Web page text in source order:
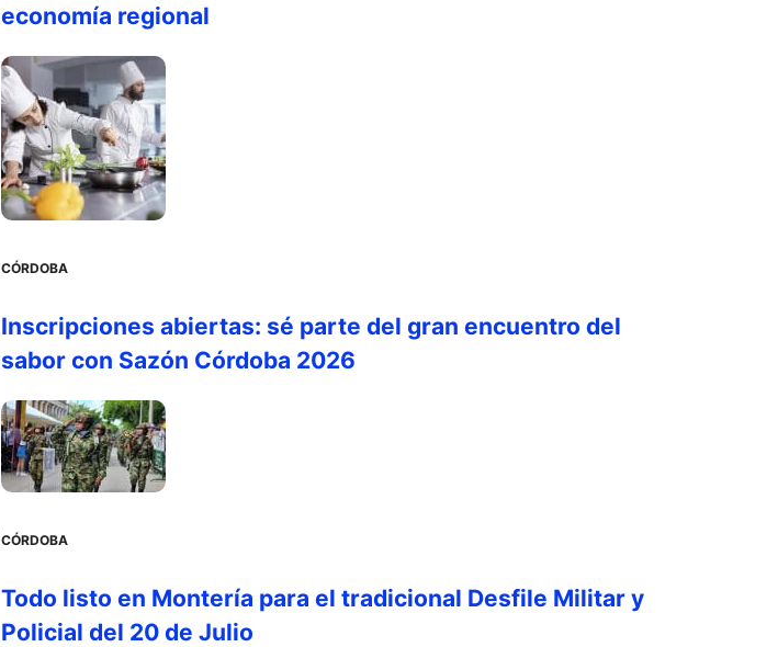
economía regional
CÓRDOBA
Inscripciones abiertas: sé parte del gran encuentro del
sabor con Sazón Córdoba 2026
CÓRDOBA
Todo listo en Montería para el tradicional Desfile Militar y
Policial del 20 de Julio